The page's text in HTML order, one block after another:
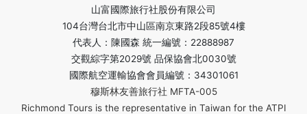
山富國際旅行社股份有限公司
104台灣台北市中山區南京東路2段85號4樓
代表人：陳國森 統一編號：22888987
交觀綜字第2029號 品保協會北0030號
國際航空運輸協會會員編號：34301061
穆斯林友善旅行社 MFTA-005
Richmond Tours is the representative in Taiwan for the ATPI